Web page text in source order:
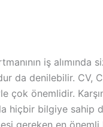
iş alımında
da denilebilir. CV,
çok önemlidir.
hiçbir bilgiye sahip